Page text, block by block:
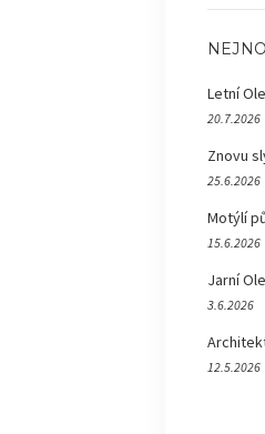
Letní
20.7.2026
Znovu
25.6.2026
Motýlí
15.6.2026
Jarní
3.6.2026
12.5.2026